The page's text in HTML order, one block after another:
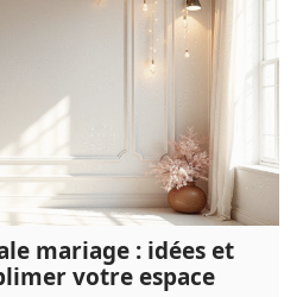
mariage : idées et
votre espace